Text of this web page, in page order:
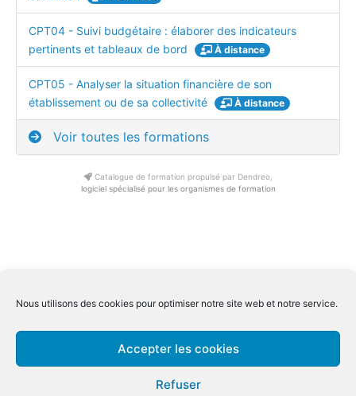
Nous utilisons des cookies pour optimiser notre site web et notre service.
Accepter les cookies
Refuser
CPT04 - Suivi budgétaire : élaborer des indicateurs
pertinents et tableaux de bord
À distance
CPT05 - Analyser la situation financière de son
établissement ou de sa collectivité
À distance
Voir toutes les formations
Catalogue de formation propulsé par Dendreo,
logiciel spécialisé pour les organismes de formation
Conditions générale de ventes Inter|Conditions générale de
Conditions générale spécifiques distanciel
Mentions légales|
Qualiopi